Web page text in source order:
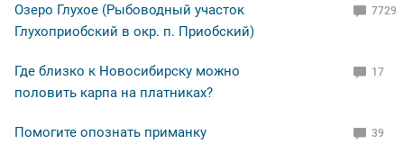
Озеро Глухое (Рыбоводный участок
Глухоприобский в окр. п. Приобский)
7729
Где близко к Новосибирску можно
половить карпа на платниках?
17
Помогите опознать приманку 39